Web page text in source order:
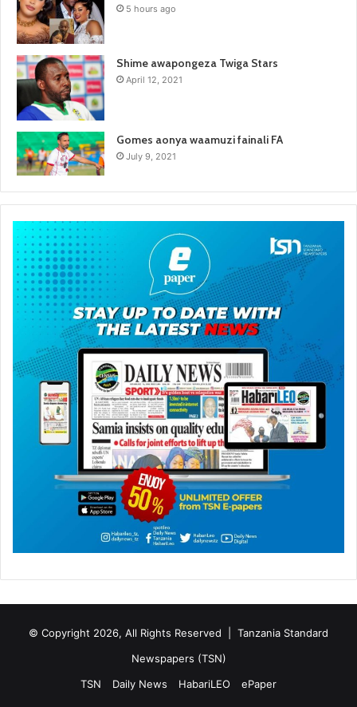
5 hours ago
Shime awapongeza Twiga Stars
April 12, 2021
Gomes aonya waamuzi fainali FA
July 9, 2021
© Copyright 2026, All Rights Reserved | Tanzania Standard
Newspapers (TSN)
TSN
Daily News HabariLEO ePaper